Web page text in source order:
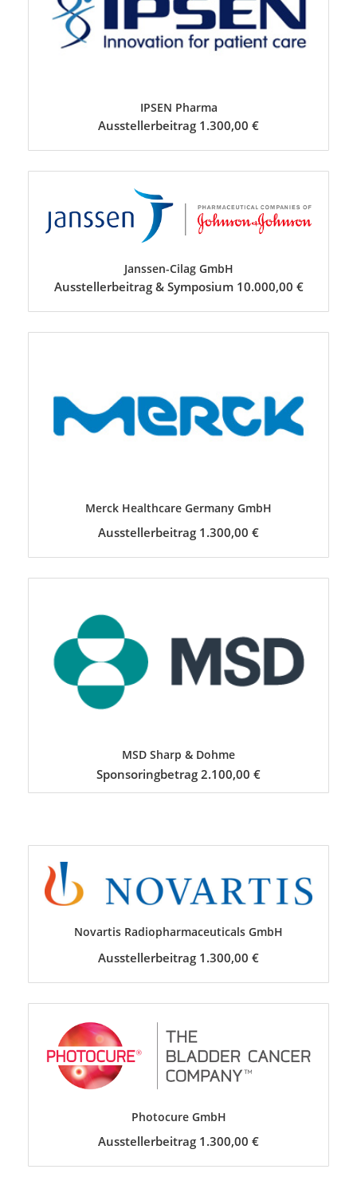
IPSEN Pharma
Ausstellerbeitrag 1.300,00 €
Janssen-Cilag GmbH
Ausstellerbeitrag & Symposium 10.000,00 €
Merck Healthcare Germany GmbH
Ausstellerbeitrag 1.300,00 €
MSD Sharp & Dohme
Sponsoringbetrag 2.100,00 €
Novartis Radiopharmaceuticals GmbH
Ausstellerbeitrag 1.300,00 €
Photocure GmbH
Ausstellerbeitrag 1.300,00 €